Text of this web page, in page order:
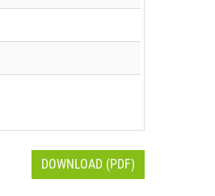
DOWNLOAD (PDF)